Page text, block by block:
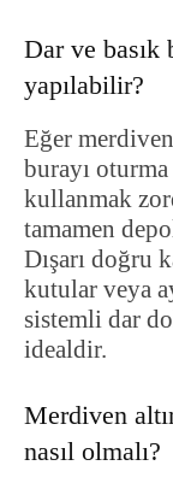
Dar ve basık
yapılabilir?
Eğer
burayı oturma
kullanmak
tamamen
Dışarı doğru
kutular veya
sistemli dar
idealdir.
Merdiven
nasıl olmalı?